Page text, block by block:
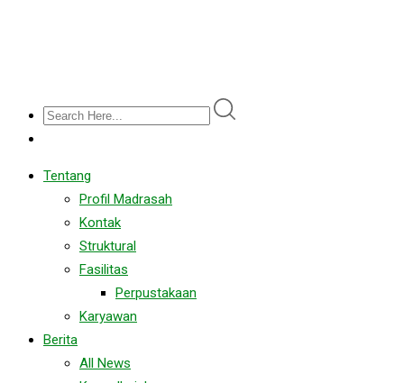
Tentang
Profil Madrasah
Kontak
Struktural
Fasilitas
Perpustakaan
Karyawan
Berita
All News